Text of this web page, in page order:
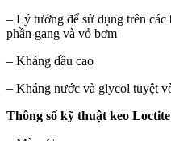
– Lý tưởng để sử dụng trên
phần gang và vỏ bơm
– Kháng dầu cao
– Kháng nước và glycol tuyệt
Thông số kỹ thuật keo